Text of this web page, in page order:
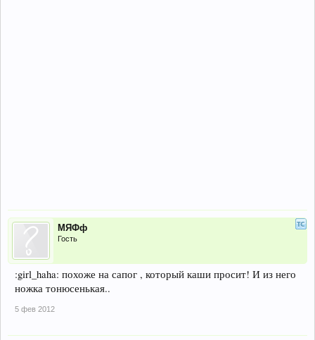
МЯФф
Гость
:girl_haha: похоже на сапог , который каши просит! И из него
ножка тонюсенькая..
5 фев 2012